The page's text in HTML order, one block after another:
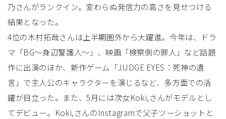
乃さんがランクイン。変わらぬ発信力の高さを見せつける
結果となった。
4位の木村拓哉さんは上半期圏外から大躍進。今年は、ドラ
マ「BG～身辺警護人～」、映画「検察側の罪人」など話題
作に出演のほか、新作ゲーム「JUDGE EYES：死神の遺
言」で主人公のキャラクターを演じるなど、多方面での活
躍が目立った。また、5月には次女Koki,さんがモデルとし
てデビュー。Koki,さんのInstagramで父子ツーショットと